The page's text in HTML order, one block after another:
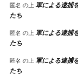
匿名 の上 軍による逮捕
たち
匿名 の上 軍による逮捕
たち
匿名 の上 軍による逮捕
たち